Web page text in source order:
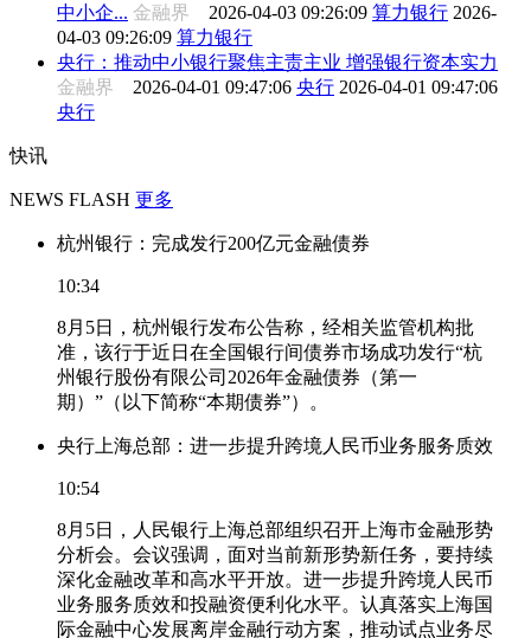
中小企... 金融界 2026-04-03 09:26:09 算力银行 2026-
04-03 09:26:09 算力银行
央行：推动中小银行聚焦主责主业 增强银行资本实力
金融界 2026-04-01 09:47:06 央行 2026-04-01 09:47:06
央行
快讯
NEWS FLASH 更多
杭州银行：完成发行200亿元金融债券
10:34
8月5日，杭州银行发布公告称，经相关监管机构批
准，该行于近日在全国银行间债券市场成功发行“杭
州银行股份有限公司2026年金融债券（第一
期）”（以下简称“本期债券”）。
央行上海总部：进一步提升跨境人民币业务服务质效
10:54
8月5日，人民银行上海总部组织召开上海市金融形势
分析会。会议强调，面对当前新形势新任务，要持续
深化金融改革和高水平开放。进一步提升跨境人民币
业务服务质效和投融资便利化水平。认真落实上海国
际金融中心发展离岸金融行动方案，推动试点业务尽